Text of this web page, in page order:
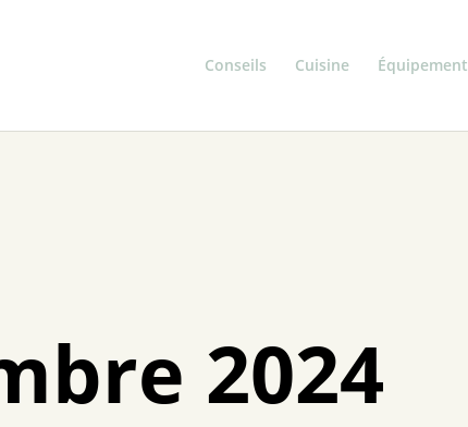
Conseils Cuisine Équipement
2024